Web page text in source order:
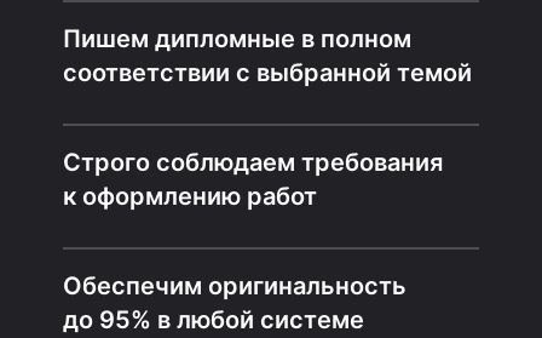
Пишем дипломные в полном
соответствии с выбранной темой
Строго соблюдаем требования
к оформлению работ
Обеспечим оригинальность
до 95% в любой системе